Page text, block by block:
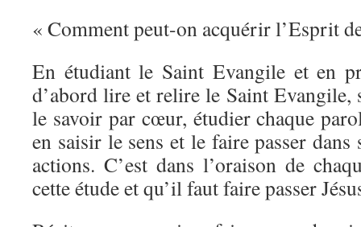
« Comment peut-on acquérir l’Esprit
En étudiant le Saint Evangile et en
d’abord lire et relire le Saint Evangile,
le savoir par cœur, étudier chaque
en saisir le sens et le faire passer dans
actions. C’est dans l’oraison de
cette étude et qu’il faut faire passer